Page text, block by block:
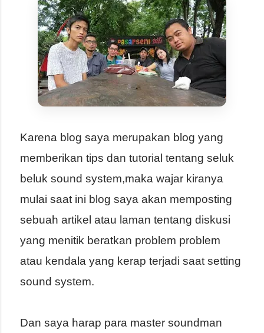
Karena blog saya merupakan blog yang
memberikan tips dan tutorial tentang seluk
beluk sound system,maka wajar kiranya
mulai saat ini blog saya akan memposting
sebuah artikel atau laman tentang diskusi
yang menitik beratkan problem problem
atau kendala yang kerap terjadi saat setting
sound system.
Dan saya harap para master soundman